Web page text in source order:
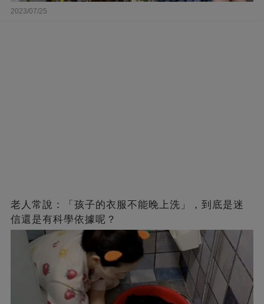
2023/07/25
老人常說：「孩子的衣服不能晚上洗」，到底是迷
信還是有科學依據呢？